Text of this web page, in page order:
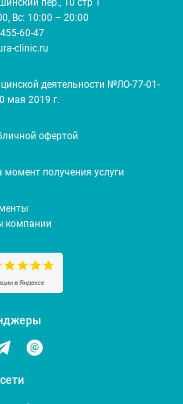
Вс: 10:00 – 20:00
60-47
clinic.ru
деятельности №ЛО-77-01-
мая 2019 г.
офертой
момент получения услуги
компании